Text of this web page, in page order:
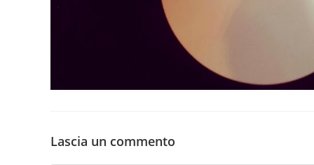
Lascia un commento